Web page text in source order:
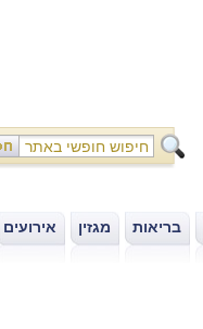
בריאות מגזין
אירועים